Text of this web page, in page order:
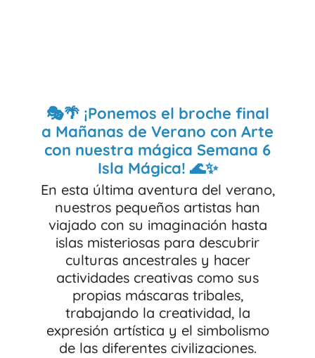
🎭🌴 ¡Ponemos el broche final
a Mañanas de Verano con Arte
con nuestra mágica Semana 6
Isla Mágica! 🌊✨
En esta última aventura del verano,
nuestros pequeños artistas han
viajado con su imaginación hasta
islas misteriosas para descubrir
culturas ancestrales y hacer
actividades creativas como sus
propias máscaras tribales,
trabajando la creatividad, la
expresión artística y el simbolismo
de las diferentes civilizaciones.